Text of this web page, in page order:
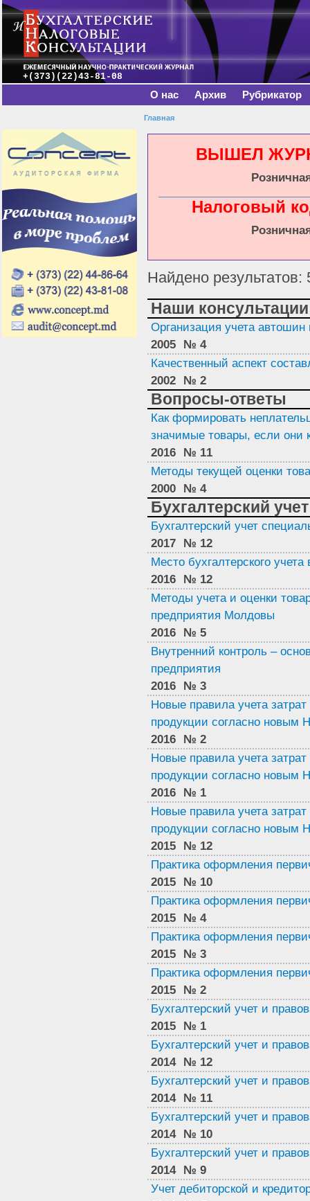
+(373)(22)43-81-08
Главное меню
О нас Архив Рубрикатор
Вы здесь
Главная
ВЫШЕЛ
Налоговый
Найдено результатов:
Наши консультации
Организация учета
2005 № 4
Качественный аспект
2002 № 2
Вопросы-ответы
Как формировать
значимые товары, если они
2016 № 11
Методы текущей оценки
2000 № 4
Бухгалтерский учет
Бухгалтерский учет
2017 № 12
Место бухгалтерского
2016 № 12
Методы учета и оценки
предприятия Молдовы
2016 № 5
Внутренний контроль –
предприятия
2016 № 3
Новые правила учета
продукции согласно новым
2016 № 2
Новые правила учета
продукции согласно новым
2016 № 1
Новые правила учета
продукции согласно новым
2015 № 12
Практика оформления
2015 № 10
Практика оформления
2015 № 4
Практика оформления
2015 № 3
Практика оформления
2015 № 2
Бухгалтерский учет и
2015 № 1
Бухгалтерский учет и
2014 № 12
Бухгалтерский учет и
2014 № 11
Бухгалтерский учет и
2014 № 10
Бухгалтерский учет и
2014 № 9
Учет дебиторской и